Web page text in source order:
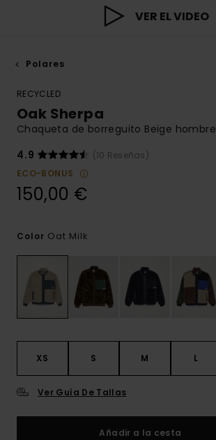
VER EL VIDEO
Polares
RECYCLED
Oak Sherpa
Chaqueta de borreguito Beige hombre
4.9
(10 Reseñas)
ECO-BONUS
150,00 €
Color Oat Milk
XS S M L
Ver Guía De Tallas
Añadir a la cesta